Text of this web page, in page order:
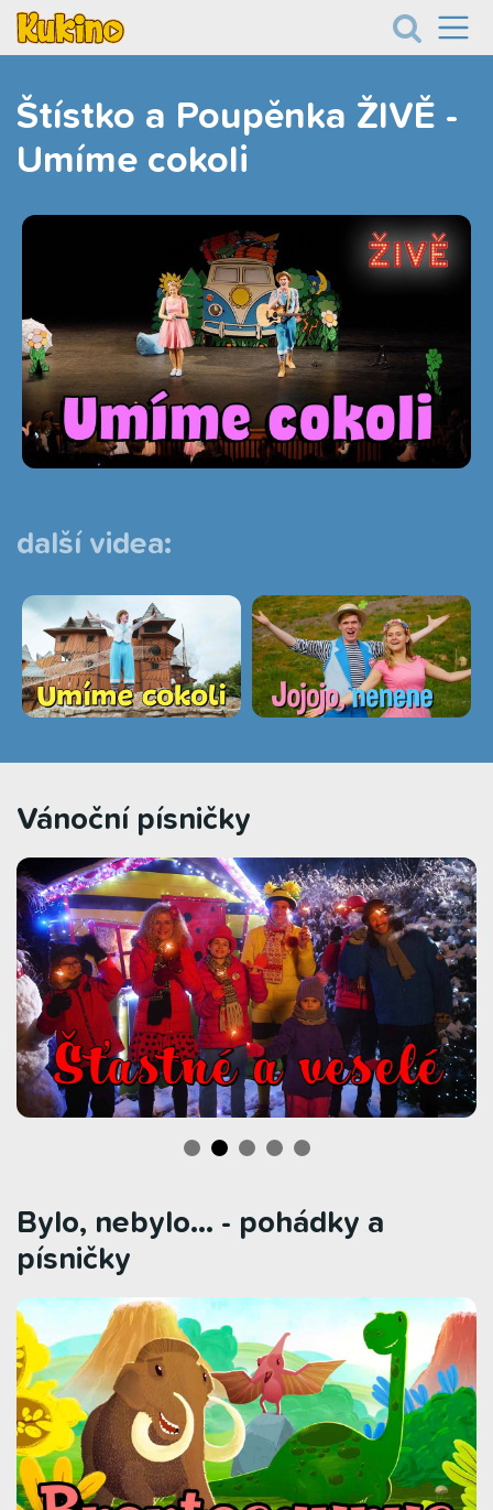
Štístko a Poupěnka ŽIVĚ -
Umíme cokoli
další videa:
Vánoční písničky
Bylo, nebylo... - pohádky a
písničky